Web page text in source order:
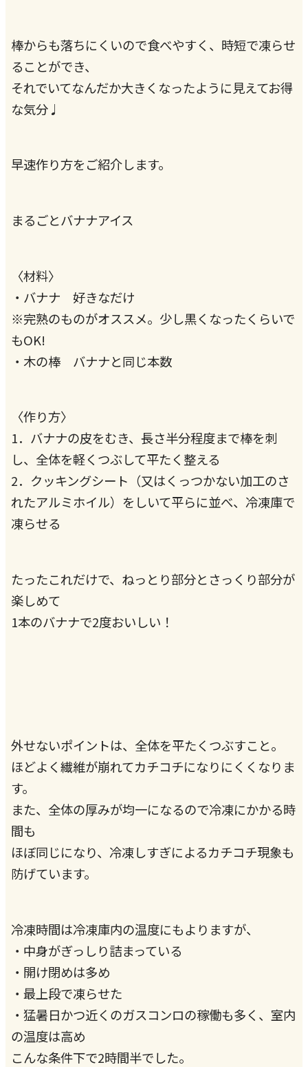
棒からも落ちにくいので食べやすく、時短で凍らせ
ることができ、
それでいてなんだか大きくなったように見えてお得
な気分♩
早速作り方をご紹介します。
まるごとバナナアイス
〈材料〉
・バナナ 好きなだけ
※完熟のものがオススメ。少し黒くなったくらいで
もOK!
・木の棒 バナナと同じ本数
〈作り方〉
1．バナナの皮をむき、長さ半分程度まで棒を刺
し、全体を軽くつぶして平たく整える
2．クッキングシート（又はくっつかない加工のさ
れたアルミホイル）をしいて平らに並べ、冷凍庫で
凍らせる
たったこれだけで、ねっとり部分とさっくり部分が
楽しめて
1本のバナナで2度おいしい！
外せないポイントは、全体を平たくつぶすこと。
ほどよく繊維が崩れてカチコチになりにくくなりま
す。
また、全体の厚みが均一になるので冷凍にかかる時
間も
ほぼ同じになり、冷凍しすぎによるカチコチ現象も
防げています。
冷凍時間は冷凍庫内の温度にもよりますが、
・中身がぎっしり詰まっている
・開け閉めは多め
・最上段で凍らせた
・猛暑日かつ近くのガスコンロの稼働も多く、室内
の温度は高め
こんな条件下で2時間半でした。